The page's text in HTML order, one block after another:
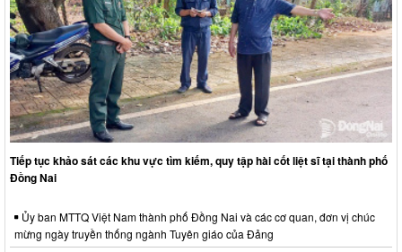
Tiếp tục khảo sát các khu vực tìm kiếm, quy tập hài cốt liệt sĩ tại thành phố
Đồng Nai
Ủy ban MTTQ Việt Nam thành phố Đồng Nai và các cơ quan, đơn vị chúc
mừng ngày truyền thống ngành Tuyên giáo của Đảng